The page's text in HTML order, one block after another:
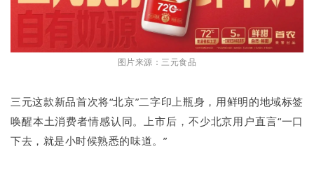
图片来源：三元食品
三元这款新品首次将“北京”二字印上瓶身，用鲜明的地域标签
唤醒本土消费者情感认同。上市后，不少北京用户直言“一口
下去，就是小时候熟悉的味道。”